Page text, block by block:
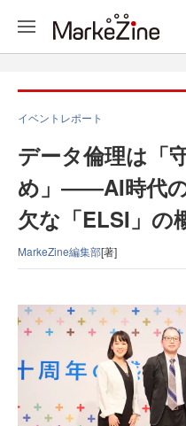
イベントレポート
データ倫理は「
め」――AI時代
欠な「ELSI」の
MarkeZine編集部[著]